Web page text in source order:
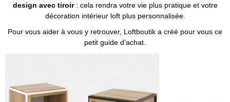
design avec tiroir : cela rendra votre vie plus pratique et votre
décoration intérieur loft plus personnalisée.
Pour vous aider à vous y retrouver, Loftboutik a créé pour vous ce
petit guide d’achat.